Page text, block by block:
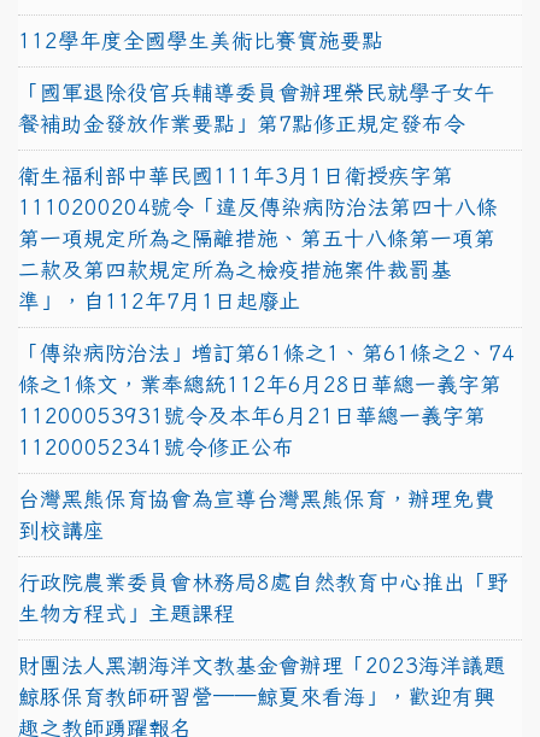
112學年度全國學生美術比賽實施要點
「國軍退除役官兵輔導委員會辦理榮民就學子女午
餐補助金發放作業要點」第7點修正規定發布令
衛生福利部中華民國111年3月1日衛授疾字第
1110200204號令「違反傳染病防治法第四十八條
第一項規定所為之隔離措施、第五十八條第一項第
二款及第四款規定所為之檢疫措施案件裁罰基
準」，自112年7月1日起廢止
「傳染病防治法」增訂第61條之1、第61條之2、74
條之1條文，業奉總統112年6月28日華總一義字第
11200053931號令及本年6月21日華總一義字第
11200052341號令修正公布
台灣黑熊保育協會為宣導台灣黑熊保育，辦理免費
到校講座
行政院農業委員會林務局8處自然教育中心推出「野
生物方程式」主題課程
財團法人黑潮海洋文教基金會辦理「2023海洋議題
鯨豚保育教師研習營──鯨夏來看海」，歡迎有興
趣之教師踴躍報名